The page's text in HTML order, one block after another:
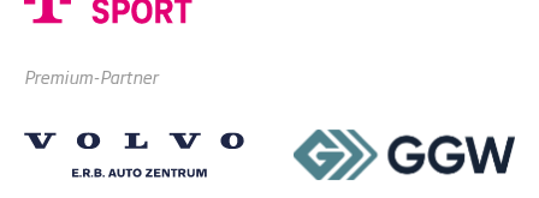
Premium-Partner